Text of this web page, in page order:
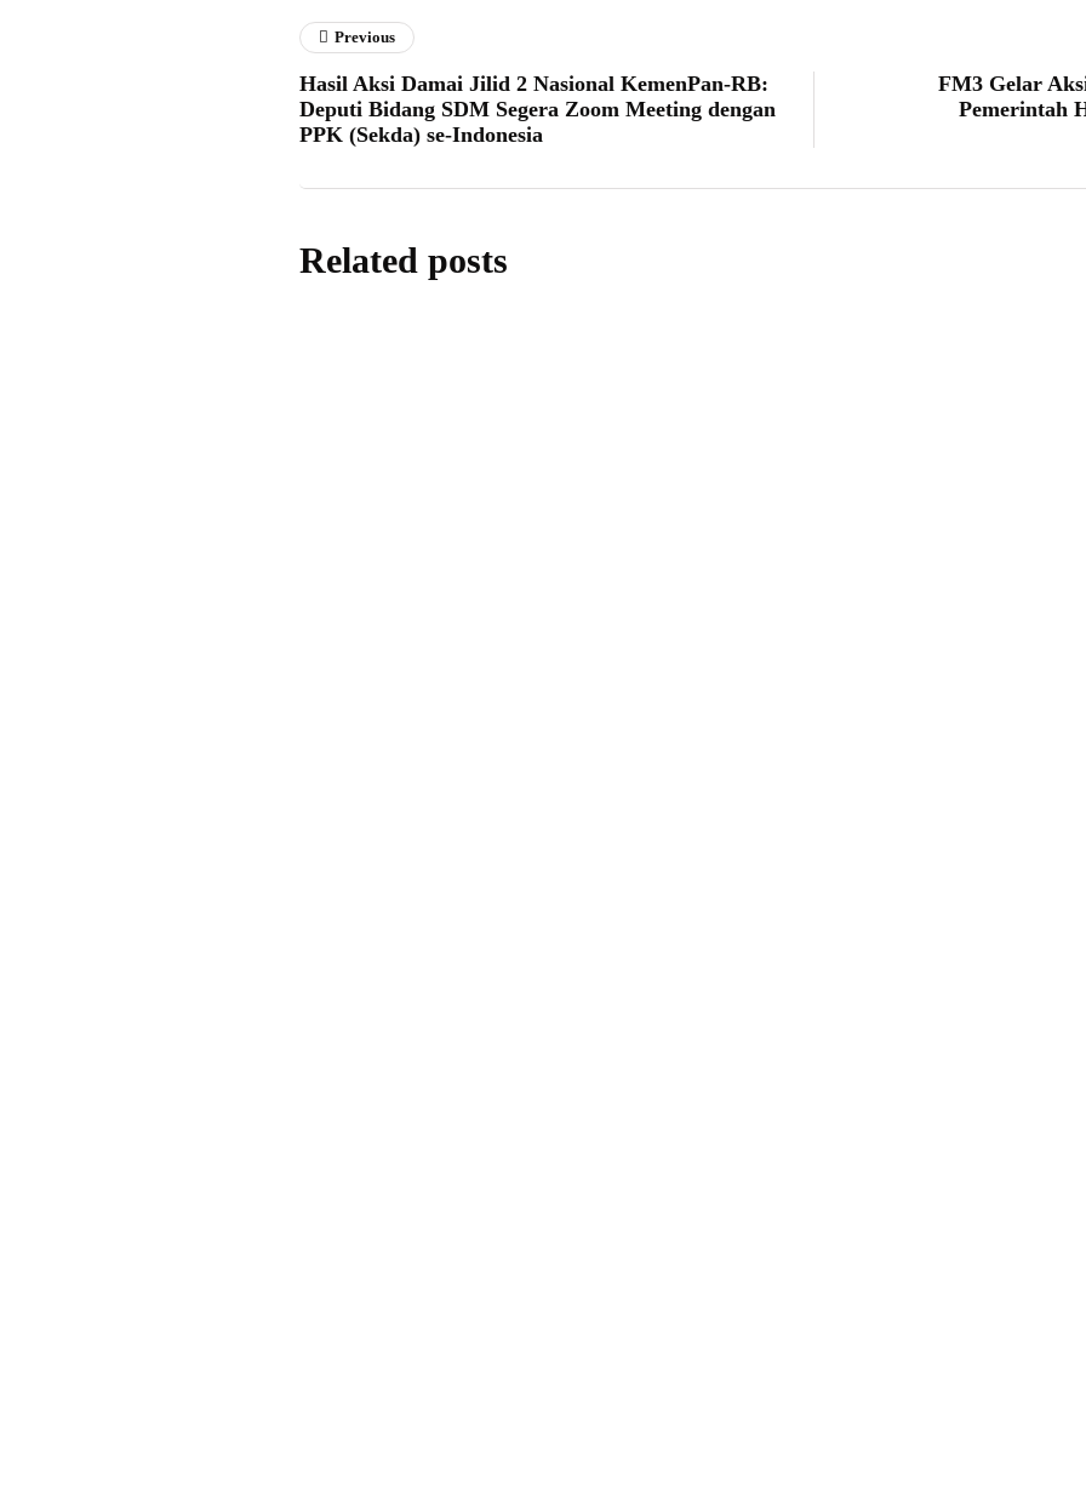
Previous
Hasil Aksi Damai Jilid 2 Nasional KemenPan-RB:
Deputi Bidang SDM Segera Zoom Meeting dengan
PPK (Sekda) se-Indonesia
FM3 Gelar
Pemerintah
Related posts